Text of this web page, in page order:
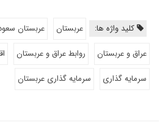
کلید واژه ها: عربستان عربستان
عراق و عربستان
روابط عراق و عربستان
سرمایه گذاری
سرمایه گذاری عربستان